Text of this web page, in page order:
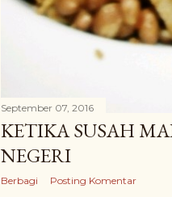
September 07, 2016
KETIKA SUSAH
NEGERI
Berbagi Posting Komentar